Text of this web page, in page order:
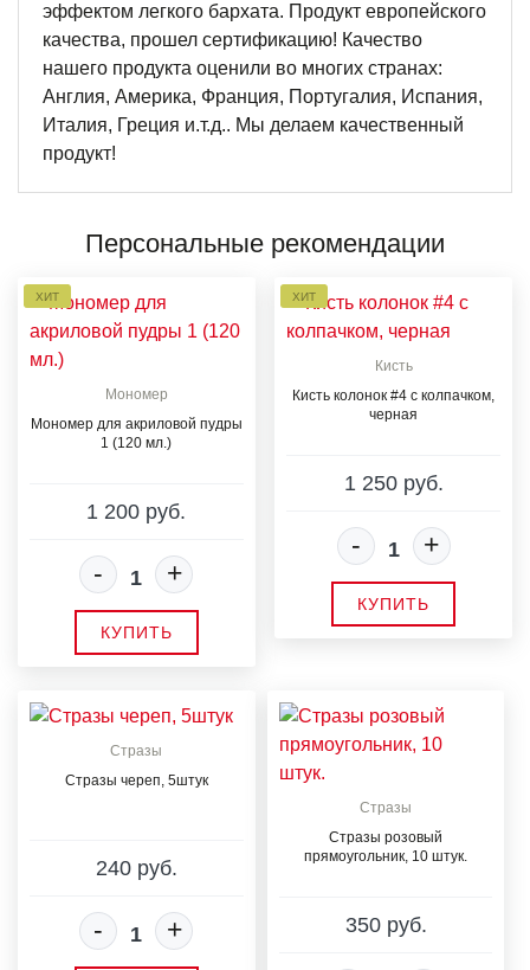
эффектом легкого бархата. Продукт европейского
качества, прошел сертификацию! Качество
нашего продукта оценили во многих странах:
Англия, Америка, Франция, Португалия, Испания,
Италия, Греция и.т.д.. Мы делаем качественный
продукт!
Персональные рекомендации
ХИТ
Мономер
Мономер для акриловой пудры
1 (120 мл.)
1 200 руб.
- +
КУПИТЬ
ХИТ
Кисть
Кисть колонок #4 с колпачком,
черная
1 250 руб.
- +
КУПИТЬ
Стразы
Стразы череп, 5штук
240 руб.
- +
Стразы
Стразы розовый
прямоугольник, 10 штук.
350 руб.